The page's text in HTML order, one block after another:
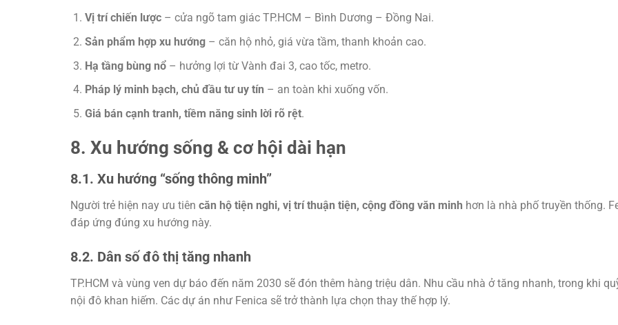
Vị trí chiến lược– cửa ngõ tam giác TP.HCM – Bình Dương – Đồng Nai.
Sản phẩm hợp xu hướng– căn hộ nhỏ, giá vừa tầm, thanh khoản cao.
Hạ tầng bùng nổ– hưởng lợi từ Vành đai 3, cao tốc, metro.
Pháp lý minh bạch, chủ đầu tư uy tín – an toàn khi xuống vốn.
Giá bán cạnh tranh, tiềm năng sinh lời rõ rệt.
8. Xu hướng sống & cơ hội dài hạn
8.1. Xu hướng “sống thông minh”
Người trẻ hiện nay ưu tiên căn hộ tiện nghi, vị trí thuận tiện, cộng đồng văn minh hơn là nhà phố truyền thống.
đáp ứng đúng xu hướng này.
8.2. Dân số đô thị tăng nhanh
TP.HCM và vùng ven dự báo đến năm 2030 sẽ đón thêm hàng triệu dân. Nhu cầu nhà ở tăng nhanh, trong khi
nội đô khan hiếm. Các dự án như Fenica sẽ trở thành lựa chọn thay thế hợp lý.